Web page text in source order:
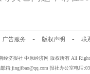
广告服务 - 版权声明 - 联
经济报社 中原经济网 版权所有 All
箱:jingjibao@qq.com 报社办公室电话